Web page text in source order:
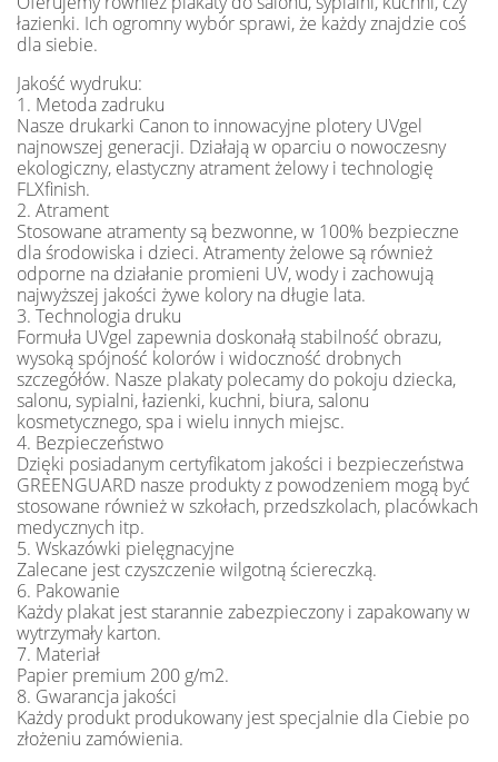
łazienki. Ich ogromny wybór sprawi, że każdy znajdzie coś
dla siebie.
Jakość wydruku:
1. Metoda zadruku
Nasze drukarki Canon to innowacyjne plotery UVgel
najnowszej generacji. Działają w oparciu o nowoczesny
ekologiczny, elastyczny atrament żelowy i technologię
FLXfinish.
2. Atrament
Stosowane atramenty są bezwonne, w 100% bezpieczne
dla środowiska i dzieci. Atramenty żelowe są również
odporne na działanie promieni UV, wody i zachowują
najwyższej jakości żywe kolory na długie lata.
3. Technologia druku
Formuła UVgel zapewnia doskonałą stabilność obrazu,
wysoką spójność kolorów i widoczność drobnych
szczegółów. Nasze plakaty polecamy do pokoju dziecka,
salonu, sypialni, łazienki, kuchni, biura, salonu
kosmetycznego, spa i wielu innych miejsc.
4. Bezpieczeństwo
Dzięki posiadanym certyfikatom jakości i bezpieczeństwa
GREENGUARD nasze produkty z powodzeniem mogą być
stosowane również w szkołach, przedszkolach, placówkach
medycznych itp.
5. Wskazówki pielęgnacyjne
Zalecane jest czyszczenie wilgotną ściereczką.
6. Pakowanie
Każdy plakat jest starannie zabezpieczony i zapakowany w
wytrzymały karton.
7. Materiał
Papier premium 200 g/m2.
8. Gwarancja jakości
Każdy produkt produkowany jest specjalnie dla Ciebie po
złożeniu zamówienia.